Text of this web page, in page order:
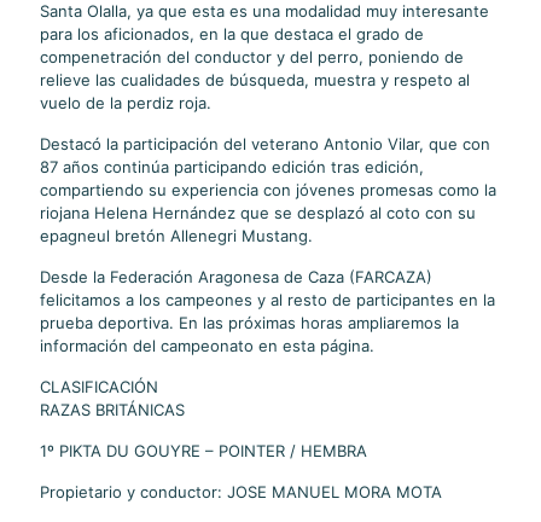
Santa Olalla, ya que esta es una modalidad muy interesante
para los aficionados, en la que destaca el grado de
compenetración del conductor y del perro, poniendo de
relieve las cualidades de búsqueda, muestra y respeto al
vuelo de la perdiz roja.
Destacó la participación del veterano Antonio Vilar, que con
87 años continúa participando edición tras edición,
compartiendo su experiencia con jóvenes promesas como la
riojana Helena Hernández que se desplazó al coto con su
epagneul bretón Allenegri Mustang.
Desde la Federación Aragonesa de Caza (FARCAZA)
felicitamos a los campeones y al resto de participantes en la
prueba deportiva. En las próximas horas ampliaremos la
información del campeonato en esta página.
CLASIFICACIÓN
RAZAS BRITÁNICAS
1º PIKTA DU GOUYRE – POINTER / HEMBRA
Propietario y conductor: JOSE MANUEL MORA MOTA